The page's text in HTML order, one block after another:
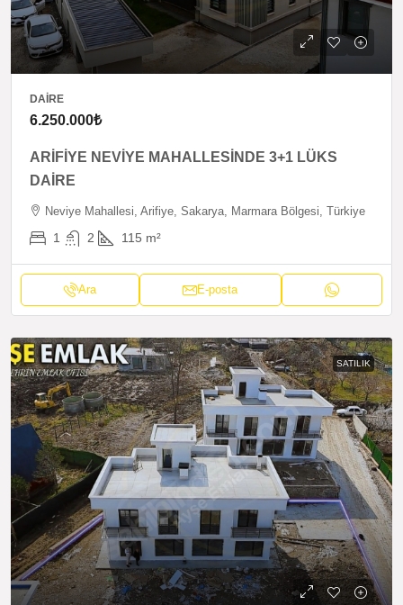
DAIRE
6.250.000₺
ARİFİYE NEVİYE MAHALLESİNDE 3+1 LÜKS
DAİRE
Neviye Mahallesi, Arifiye, Sakarya, Marmara Bölgesi, Türkiye
1 2 115 m²
Ara E-posta
SATILIK